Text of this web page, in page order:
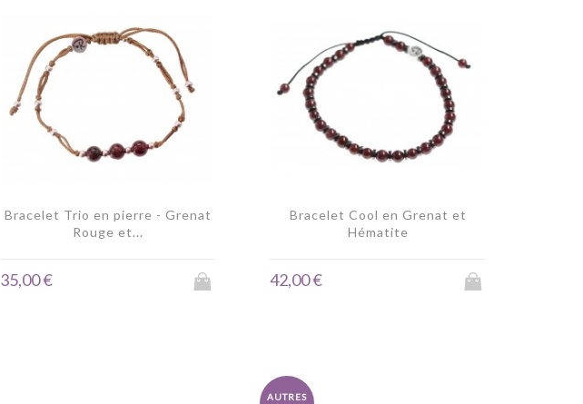
Bracelet Trio en pierre - Grenat
Rouge et...
35,00 €
Bracelet Cool en Grenat et
Hématite
42,00 €
AUTRES